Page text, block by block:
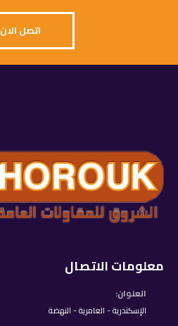
اتصل الان
معلومات الاتصال
العنوان:
الإسكندرية - العامرية - النهضة